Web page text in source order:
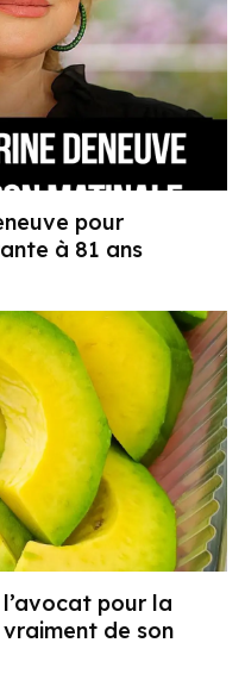
pour
à 81 ans
pour la
de son